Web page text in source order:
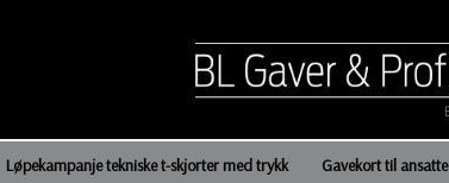
Løpekampanje tekniske t-skjorter med trykk Gavekort til ansatte